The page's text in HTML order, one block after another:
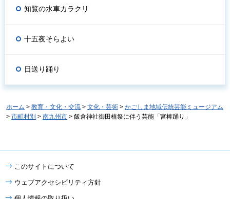
知覧の水車カラクリ
十五夜そらよい
日送り踊り
ホーム > 教育・文化・交流 > 文化・芸術 > かごしま地域伝統芸能ミュージアム
> 市町村別 > 南九州市 > 飯倉神社御田植祭に伴う芸能「宮棒踊り」
このサイトについて
ウェブアクセシビリティ方針